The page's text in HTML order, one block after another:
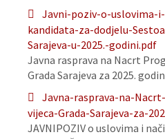
Javni-poziv-o-uslovima-
kandidata-za-dodjelu-
Sarajeva-u-2025.-godini.pdf
Javna rasprava na Nacrt
Grada Sarajeva za 2025.
Javna-rasprava-na-
vijeca-Grada-Sarajeva-za-
JAVNIPOZIV o uslovima i